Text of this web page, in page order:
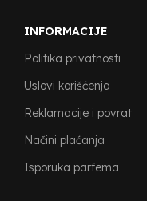
INFORMACIJE
Politika privatnosti
Uslovi korišćenja
Reklamacije i povrat
Načini plaćanja
Isporuka parfema